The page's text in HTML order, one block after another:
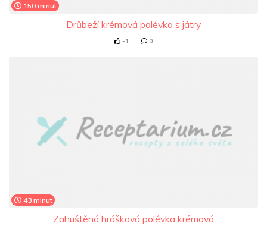
150 minut
Drůbeží krémová polévka s játry
-1 0
43 minut
Zahuštěná hrášková polévka krémová